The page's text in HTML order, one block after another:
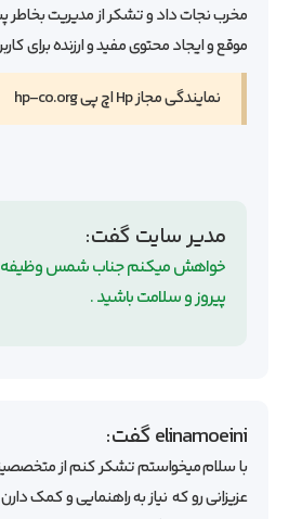
مخرب نجات داد و تشکر از مدیریت بخاطر
موقع و ایجاد محتوی مفید و ارزنده برای
نمایندگی مجاز Hp اچ پی hp-co.org
مدیر سایتگفت:
خواهش میکنم جناب شمس
پیروز و سلامت باشید .
elinamoeiniگفت:
با سلام میخواستم تشکر کنم از
عزیزانی رو که نیاز به راهنمایی و کمک